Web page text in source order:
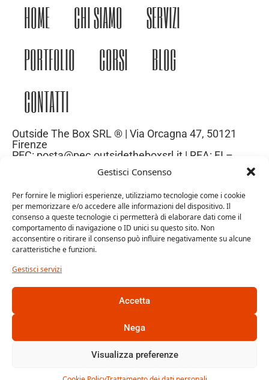
Gestisci Consenso
Per fornire le migliori esperienze, utilizziamo tecnologie come i cookie
per memorizzare e/o accedere alle informazioni del dispositivo. Il
consenso a queste tecnologie ci permetterà di elaborare dati come il
comportamento di navigazione o ID unici su questo sito. Non
acconsentire o ritirare il consenso può influire negativamente su alcune
caratteristiche e funzioni.
Gestisci servizi
Accetta
Nega
Visualizza preferenze
HOME CHI SIAMO
SERVIZI
PORTFOLIO
CORSI
BLOG
CONTATTI
Outside The Box SRL ® | Via Orcagna 47, 50121
Firenze
PEC: posta@pec.outsidetheboxsrl.it | REA: FI –
669971| P.IVA: 06969740486
Capitale Sociale: 10.000€
Trattamento dei dati personali
Gestione dati personali
Condizioni Generali di Vendita